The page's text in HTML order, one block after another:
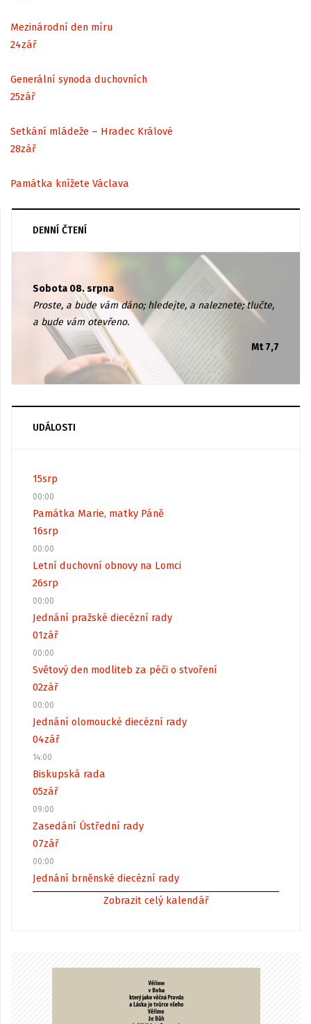
Mezinárodní den míru
24zář
Generální synoda duchovních
25zář
Setkání mládeže – Hradec Králové
28zář
Památka knížete Václava
DENNÍ ČTENÍ
Sobota 08. srpna
Proste, a bude vám dáno; hledejte, a naleznete; tlučte,
a bude vám otevřeno.
Mt 7,7
UDÁLOSTI
15srp
00:00
Památka Marie, matky Páně
16srp
00:00
Letní duchovní obnovy na Lomci
26srp
00:00
Jednání pražské diecézní rady
01zář
00:00
Světový den modliteb za péči o stvoření
02zář
00:00
Jednání olomoucké diecézní rady
04zář
14:00
Biskupská rada
05zář
09:00
Zasedání Ústřední rady
07zář
00:00
Jednání brněnské diecézní rady
Zobrazit celý kalendář